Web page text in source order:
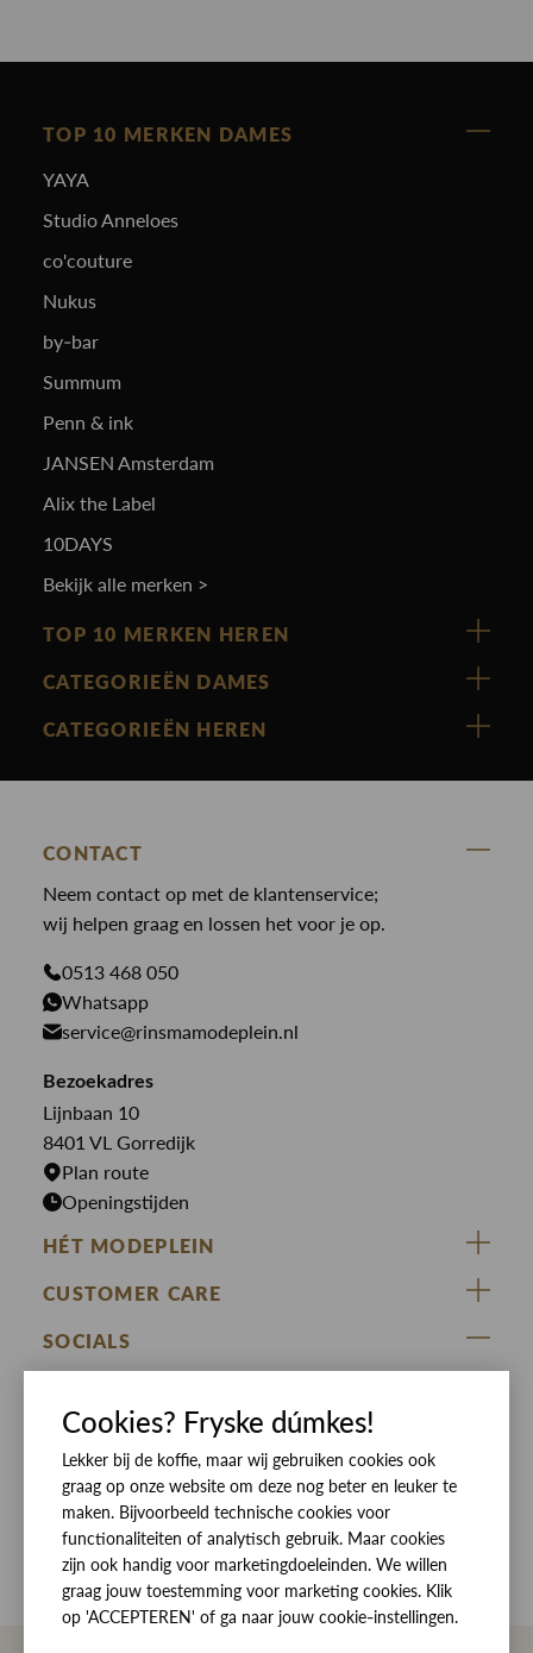
TOP 10 MERKEN DAMES
YAYA
Studio Anneloes
co'couture
Nukus
by-bar
Summum
Penn & ink
JANSEN Amsterdam
Alix the Label
10DAYS
Bekijk alle merken >
TOP 10 MERKEN HEREN
Vanguard
Cast Iron
State Of Art
Paul en Shark
Genti
PME Legend
Butcher of Blue
Bekijk alle merken >
CATEGORIEËN DAMES
Nieuw binnen
Blouses
Broeken
Gilets
Jassen
Jeans
Jurken
Rokken
CATEGORIEËN HEREN
Broeken
Colberts
Giftcards
Jassen
Overhemden
T-shirts
CONTACT
Neem contact op met de klantenservice;
wij helpen graag en lossen het voor je op.
0513 468 050
Whatsapp
service@rinsmamodeplein.nl
Bezoekadres
Lijnbaan 10
8401 VL Gorredijk
Plan route
Openingstijden
HÉT MODEPLEIN
ZIJ VAN RINSMA
DE HEEREN VAN RINSMA
RINSMA.CONCEPTS
Eten en drinken
Openingstijden
Werken bij RINSMA
CUSTOMER CARE
Veelgestelde vragen
Retourneren & Ruilen
Betaalmethoden
Bezorgen
Contact
Reviews
SOCIALS
Cookies? Fryske dúmkes!
Lekker bij de koffie, maar wij gebruiken cookies ook
graag op onze website om deze nog beter en leuker te
maken. Bijvoorbeeld technische cookies voor
functionaliteiten of analytisch gebruik. Maar cookies
zijn ook handig voor marketingdoeleinden. We willen
graag jouw toestemming voor marketing cookies. Klik
op 'ACCEPTEREN' of ga naar jouw cookie-instellingen.